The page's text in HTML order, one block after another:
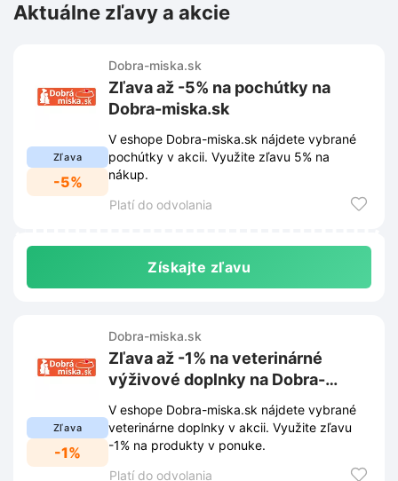
Aktuálne zľavy a akcie
Zľava
-5%
Dobra-miska.sk
Zľava až -5% na pochútky na
Dobra-miska.sk
V eshope Dobra-miska.sk nájdete vybrané
pochútky v akcii. Využite zľavu 5% na
nákup.
Platí do odvolania
Získajte zľavu
Zľava
-1%
Dobra-miska.sk
Zľava až -1% na veterinárné
výživové doplnky na Dobra-
miska.sk
V eshope Dobra-miska.sk nájdete vybrané
veterinárne doplnky v akcii. Využite zľavu
-1% na produkty v ponuke.
Platí do odvolania